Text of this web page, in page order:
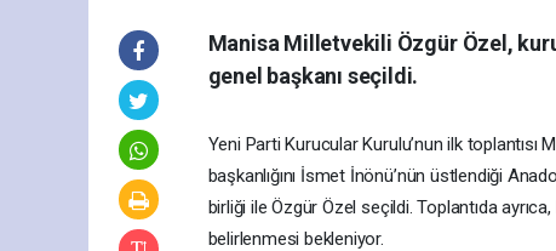
Manisa Milletvekili Özgür Özel,
genel başkanı seçildi.
Yeni Parti Kurucular Kurulu’nun ilk toplantısı
başkanlığını İsmet İnönü’nün üstlendiği
birliği ile Özgür Özel seçildi. Toplantıda
belirlenmesi bekleniyor.